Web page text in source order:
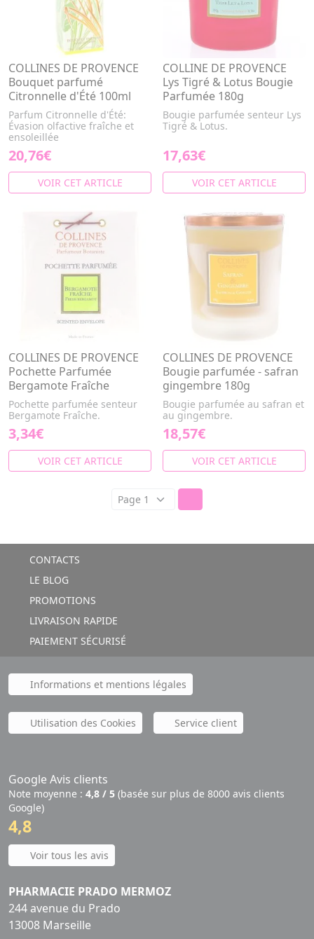
COLLINES DE PROVENCE
Bouquet parfumé
Citronnelle d'Été 100ml
Parfum Citronnelle d'Été:
Évasion olfactive fraîche et
ensoleillée
20,76€
VOIR CET ARTICLE
COLLINE DE PROVENCE
Lys Tigré & Lotus Bougie
Parfumée 180g
Bougie parfumée senteur Lys
Tigré & Lotus.
17,63€
VOIR CET ARTICLE
COLLINES DE PROVENCE
Pochette Parfumée
Bergamote Fraîche
Pochette parfumée senteur
Bergamote Fraîche.
3,34€
VOIR CET ARTICLE
COLLINES DE PROVENCE
Bougie parfumée - safran
gingembre 180g
Bougie parfumée au safran et
au gingembre.
18,57€
VOIR CET ARTICLE
CONTACTS
LE BLOG
PROMOTIONS
LIVRAISON RAPIDE
PAIEMENT SÉCURISÉ
Informations et mentions légales
Utilisation des Cookies Service client
Google Avis clients
Note moyenne : 4,8 / 5 (basée sur plus de 8000 avis clients
Google)
4,8
Voir tous les avis
PHARMACIE PRADO MERMOZ
244 avenue du Prado
13008 Marseille